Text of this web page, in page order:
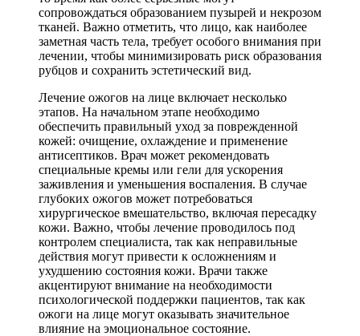
сопровождаться образованием пузырей и некрозом
тканей. Важно отметить, что лицо, как наиболее
заметная часть тела, требует особого внимания при
лечении, чтобы минимизировать риск образования
рубцов и сохранить эстетический вид.
Лечение ожогов на лице включает несколько
этапов. На начальном этапе необходимо
обеспечить правильный уход за поврежденной
кожей: очищение, охлаждение и применение
антисептиков. Врач может рекомендовать
специальные кремы или гели для ускорения
заживления и уменьшения воспаления. В случае
глубоких ожогов может потребоваться
хирургическое вмешательство, включая пересадку
кожи. Важно, чтобы лечение проводилось под
контролем специалиста, так как неправильные
действия могут привести к осложнениям и
ухудшению состояния кожи. Врачи также
акцентируют внимание на необходимости
психологической поддержки пациентов, так как
ожоги на лице могут оказывать значительное
влияние на эмоциональное состояние.